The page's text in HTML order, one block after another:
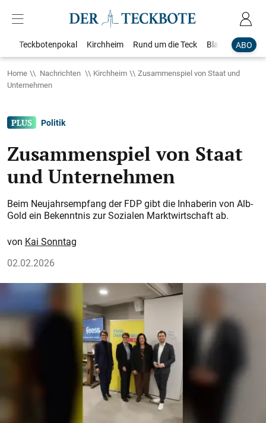
ABO
Teckbotenpokal Kirchheim Rund um die Teck Blaulicht
Home Nachrichten Kirchheim
Zusammenspiel von Staat und
Unternehmen
Politik
Zusammenspiel von Staat
und Unternehmen
Beim Neujahrsempfang der FDP gibt die Inhaberin von Alb-
Gold ein Bekenntnis zur Sozialen Marktwirtschaft ab.
Kai Sonntag
02.02.2026